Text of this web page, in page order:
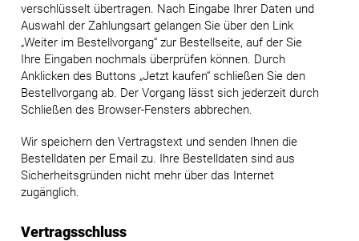
verschlüsselt übertragen. Nach Eingabe Ihrer Daten und
Auswahl der Zahlungsart gelangen Sie über den Link
„Weiter im Bestellvorgang“ zur Bestellseite, auf der Sie
Ihre Eingaben nochmals überprüfen können. Durch
Anklicken des Buttons „Jetzt kaufen“ schließen Sie den
Bestellvorgang ab. Der Vorgang lässt sich jederzeit durch
Schließen des Browser-Fensters abbrechen.
Wir speichern den Vertragstext und senden Ihnen die
Bestelldaten per Email zu. Ihre Bestelldaten sind aus
Sicherheitsgründen nicht mehr über das Internet
zugänglich.
Vertragsschluss